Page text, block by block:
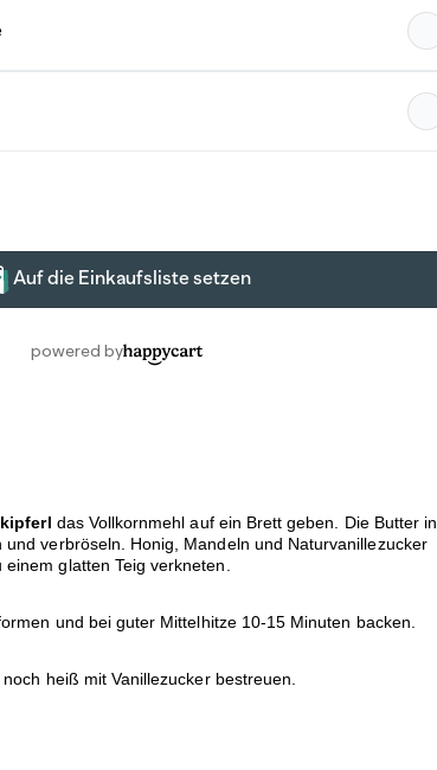
das Vollkornmehl auf ein Brett geben. Die Butter in
und verbröseln. Honig, Mandeln und Naturvanillezucker
glatten Teig verkneten.
und bei guter Mittelhitze 10-15 Minuten backen.
heiß mit Vanillezucker bestreuen.